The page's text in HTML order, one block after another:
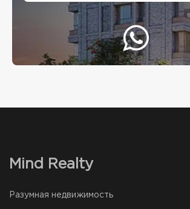
Mind Realty
Разумная недвижимость